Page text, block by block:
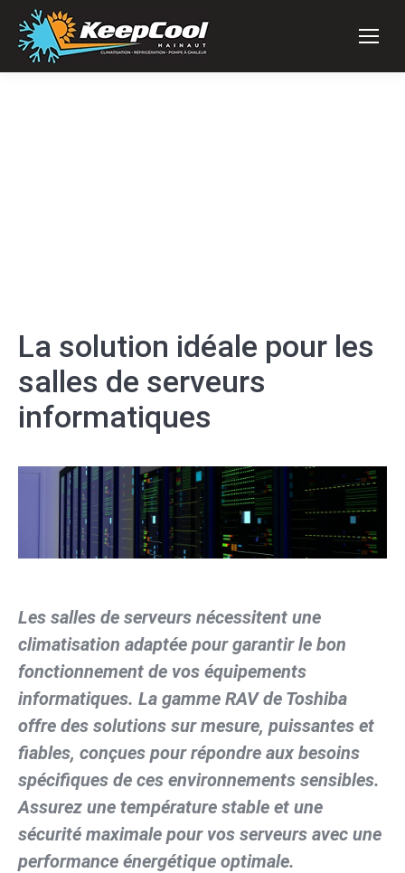
La solution idéale pour les
salles de serveurs
informatiques
Les salles de serveurs nécessitent une
climatisation adaptée pour garantir le bon
fonctionnement de vos équipements
informatiques. La gamme RAV de Toshiba
offre des solutions sur mesure, puissantes et
fiables, conçues pour répondre aux besoins
spécifiques de ces environnements sensibles.
Assurez une température stable et une
sécurité maximale pour vos serveurs avec une
performance énergétique optimale.